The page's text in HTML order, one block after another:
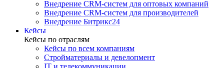
Внедрение CRM-систем для оптовых компаний
Внедрение CRM-систем для производителей
Внедрение Битрикс24
Кейсы
Кейсы по отраслям
Кейсы по всем компаниям
Стройматериалы и девелопмент
IT и телекоммуникации